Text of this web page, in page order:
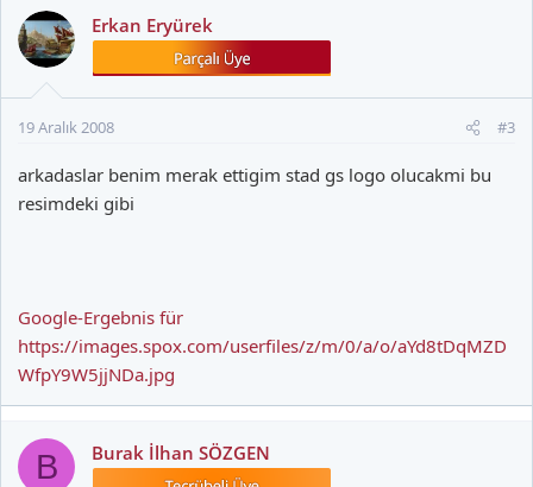
Erkan Eryürek
19 Aralık 2008 #3
arkadaslar benim merak ettigim stad gs logo olucakmi bu
resimdeki gibi
Google-Ergebnis für
https://images.spox.com/userfiles/z/m/0/a/o/aYd8tDqMZD
WfpY9W5jjNDa.jpg
B Burak İlhan SÖZGEN